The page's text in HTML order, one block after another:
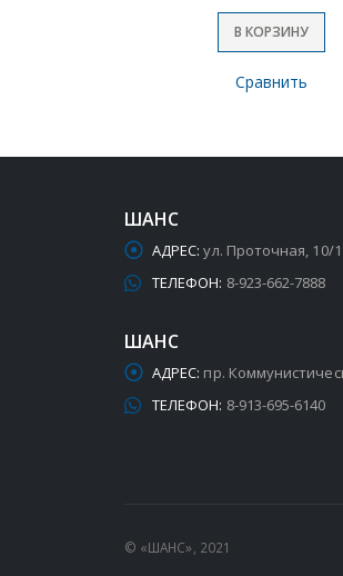
В КОРЗИНУ
Сравнить
ШАНС
АДРЕС: ул. Проточная, 10/1
ТЕЛЕФОН: 8-923-662-7888
ШАНС
АДРЕС: пр.
ТЕЛЕФОН: 8-913-695-6140
© «ШАНС», 2021